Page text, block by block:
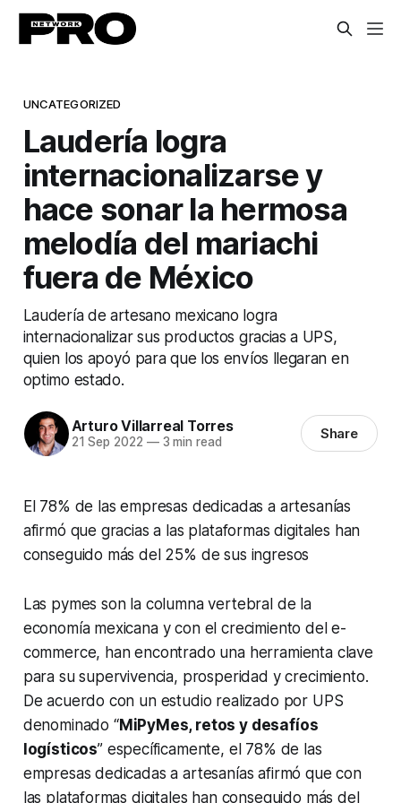
UNCATEGORIZED
Laudería logra
internacionalizarse y
hace sonar la hermosa
melodía del mariachi
fuera de México
Laudería de artesano mexicano logra
internacionalizar sus productos gracias a UPS,
quien los apoyó para que los envíos llegaran en
optimo estado.
Arturo Villarreal Torres
21 Sep 2022 —3 min read Share
El 78% de las empresas dedicadas a artesanías
afirmó que gracias a las plataformas digitales han
conseguido más del 25% de sus ingresos
Las pymes son la columna vertebral de la
economía mexicana y con el crecimiento del e-
commerce, han encontrado una herramienta clave
para su supervivencia, prosperidad y crecimiento.
De acuerdo con un estudio realizado por UPS
denominado “MiPyMes, retos y desafíos
logísticos” específicamente, el 78% de las
empresas dedicadas a artesanías afirmó que con
las plataformas digitales han conseguido más del